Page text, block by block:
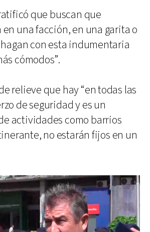
que buscan que
una facción, en una garita o
con esta indumentaria
cómodos”.
relieve que hay “en todas las
de seguridad y es un
actividades como barrios
no estarán fijos en un